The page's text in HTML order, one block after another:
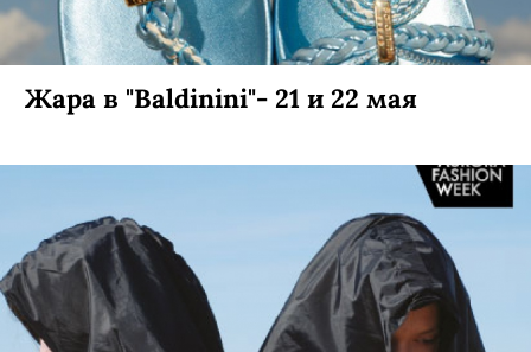
Жара в "Baldinini"- 21 и 22 мая